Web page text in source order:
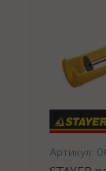
Артикул: